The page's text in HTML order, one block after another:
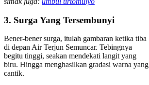
3. Surga Yang Tersembunyi
Bener-bener surga, itulah gambaran ketika tiba
di depan Air Terjun Semuncar. Tebingnya
begitu tinggi, seakan mendekati langit yang
biru. Hingga menghasilkan gradasi warna yang
cantik.